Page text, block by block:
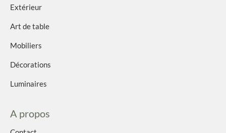
Extérieur
Art de table
Mobiliers
Décorations
Luminaires
A propos